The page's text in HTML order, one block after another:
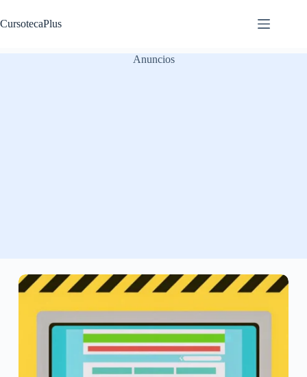
al
contenido
CursotecaPlus
Anuncios